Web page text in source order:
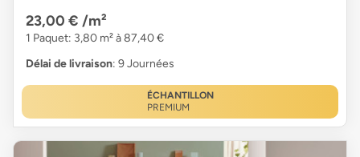
23,00 € /m²
1 Paquet: 3,80 m² à 87,40 €
Délai de livraison: 9 Journées
ÉCHANTILLON
PREMIUM